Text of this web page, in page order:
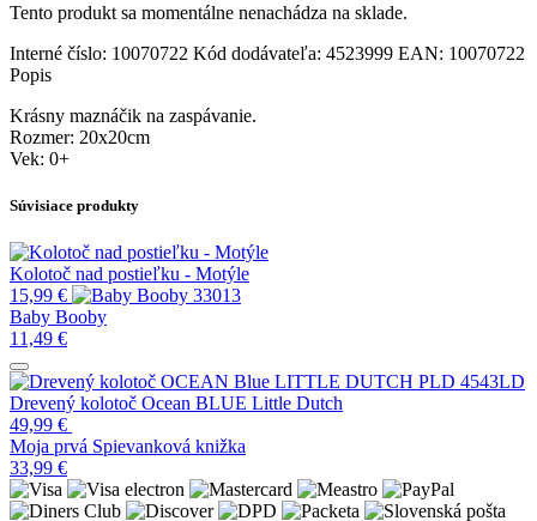
Tento produkt sa momentálne nenachádza na sklade.
Interné číslo: 10070722 Kód dodávateľa: 4523999 EAN: 10070722
Popis
Krásny maznáčik na zaspávanie.
Rozmer: 20x20cm
Vek: 0+
Súvisiace produkty
Kolotoč nad postieľku - Motýle
15,99 €
Baby Booby
11,49 €
Drevený kolotoč Ocean BLUE Little Dutch
49,99 €
Moja prvá Spievanková ​​knižka
33,99 €